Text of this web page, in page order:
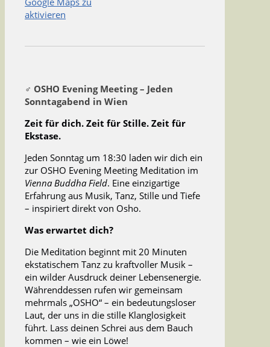
aktivieren
‍♂️ OSHO Evening Meeting – Jeden
Sonntagabend in Wien
Zeit für dich. Zeit für Stille. Zeit für
Ekstase.
Jeden Sonntag um 18:30 laden wir dich ein
zur OSHO Evening Meeting Meditation im
Vienna Buddha Field. Eine einzigartige
Erfahrung aus Musik, Tanz, Stille und Tiefe
– inspiriert direkt von Osho.
Was erwartet dich?
Die Meditation beginnt mit 20 Minuten
ekstatischem Tanz zu kraftvoller Musik –
ein wilder Ausdruck deiner Lebensenergie.
Währenddessen rufen wir gemeinsam
mehrmals „OSHO“ – ein bedeutungsloser
Laut, der uns in die stille Klanglosigkeit
führt. Lass deinen Schrei aus dem Bauch
kommen – wie ein Löwe!